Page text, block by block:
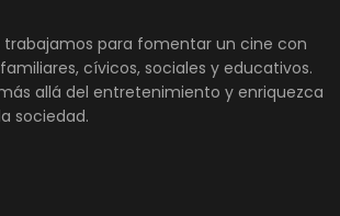
trabajamos para fomentar un cine con
cívicos, sociales y educativos.
allá del entretenimiento y enriquezca
sociedad.